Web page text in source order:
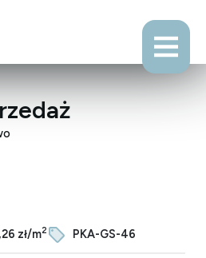
zł/m2 PKA-GS-46